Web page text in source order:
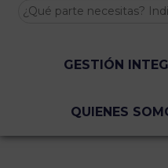
BAJAS Y
GESTIÓN
QUIENES